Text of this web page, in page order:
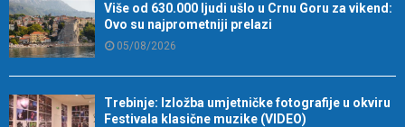
Više od 630.000 ljudi ušlo u Crnu Goru za vikend:
Ovo su najprometniji prelazi
05/08/2026
Trebinje: Izložba umjetničke fotografije u okviru
Festivala klasične muzike (VIDEO)